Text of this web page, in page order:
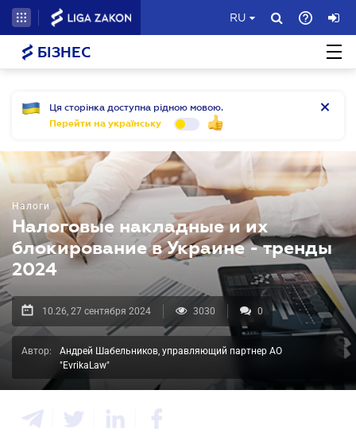
RU
БІЗНЕС
Ця сторінка доступна рідною мовою.
Перейти на українську
Налоги
Налоговые накладные и их
блокирование в Украине - тренды
2024
10.26, 27 сентября 2024 3030 0
Автор:
Андрей Шабельников, управляющий партнер АО
"EvrikaLaw"